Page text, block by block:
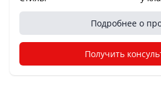
Подробнее о
Получить